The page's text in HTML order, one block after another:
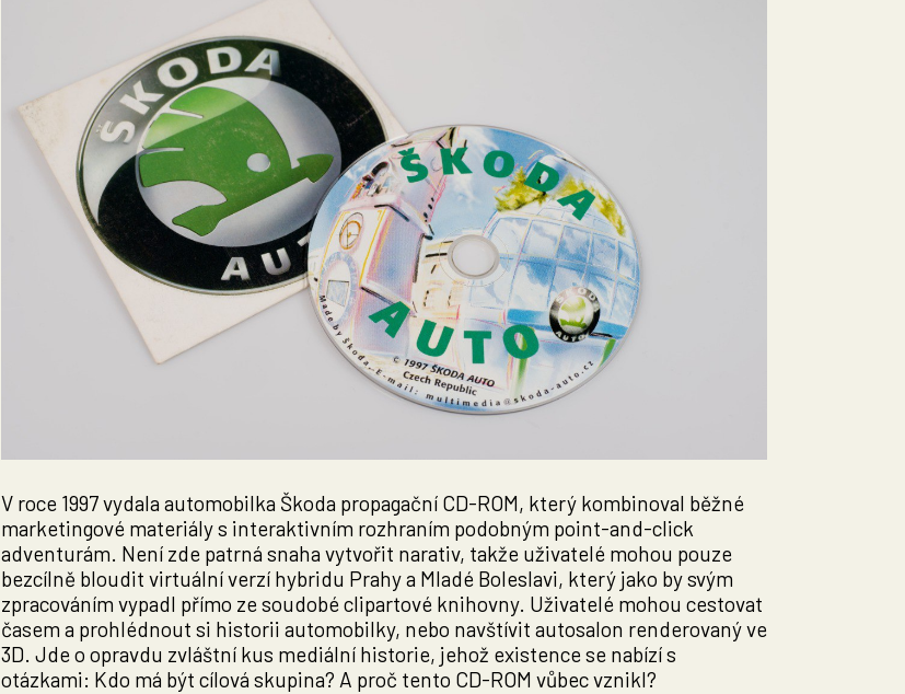
V roce 1997 vydala automobilka Škoda propagační CD-ROM, který kombinoval běžné
marketingové materiály s interaktivním rozhraním podobným point-and-click
adventurám. Není zde patrná snaha vytvořit narativ, takže uživatelé mohou pouze
bezcílně bloudit virtuální verzí hybridu Prahy a Mladé Boleslavi, který jako by svým
zpracováním vypadl přímo ze soudobé clipartové knihovny. Uživatelé mohou cestovat
časem a prohlédnout si historii automobilky, nebo navštívit autosalon renderovaný ve
3D. Jde o opravdu zvláštní kus mediální historie, jehož existence se nabízí s
otázkami: Kdo má být cílová skupina? A proč tento CD-ROM vůbec vznikl?